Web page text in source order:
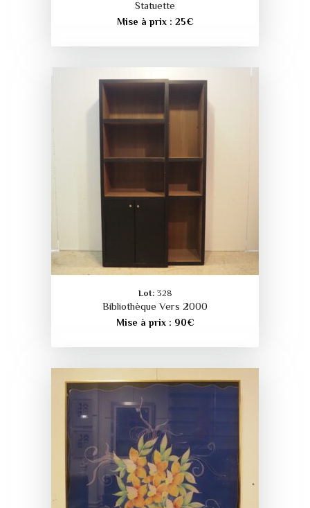
Statuette
Mise à prix : 25€
Lot: 328
Bibliothèque Vers 2000
Mise à prix : 90€